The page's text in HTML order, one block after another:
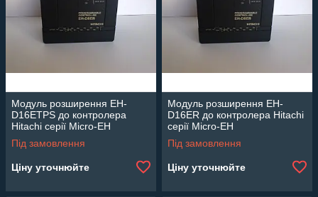
Модуль розширення EH-
D16ETPS до контролера
Hitachi серії Micro-EH
Під замовлення
Ціну уточнюйте
Модуль розширення EH-
D16ER до контролера Hitachi
серії Micro-EH
Під замовлення
Ціну уточнюйте